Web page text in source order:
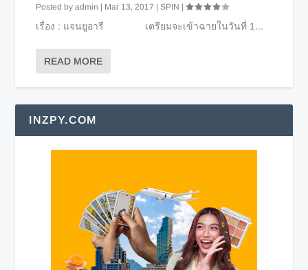
Posted byadmin | Mar 13, 2017 |SPIN |
เรื่อง : แจนยูอารี เตรียมจะเข้าฉายในวันที่ 1...
READ MORE
INZPY.COM